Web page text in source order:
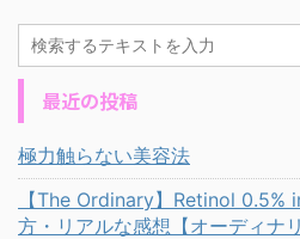
最近の投稿
極力触らない美容法
【The Ordinary】Retinol 0.5%
方・リアルな感想【オーディナリ